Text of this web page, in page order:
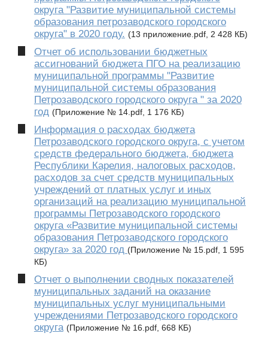
округа "Развитие муниципальной системы
образования петрозаводского городского
округа" в 2020 году. (13 приложение.pdf, 2 428 КБ)
Отчет об использовании бюджетных
ассигнований бюджета ПГО на реализацию
муниципальной программы "Развитие
муниципальной системы образования
Петрозаводского городского округа " за 2020
год (Приложение № 14.pdf, 1 176 КБ)
Информация о расходах бюджета
Петрозаводского городского округа, с учетом
средств федерального бюджета, бюджета
Республики Карелия, налоговых расходов,
расходов за счет средств муниципальных
учреждений от платных услуг и иных
организаций на реализацию муниципальной
программы Петрозаводского городского
округа «Развитие муниципальной системы
образования Петрозаводского городского
округа» за 2020 год (Приложение № 15.pdf, 1 595
КБ)
Отчет о выполнении сводных показателей
муниципальных заданий на оказание
муниципальных услуг муниципальными
учреждениями Петрозаводского городского
округа (Приложение № 16.pdf, 668 КБ)